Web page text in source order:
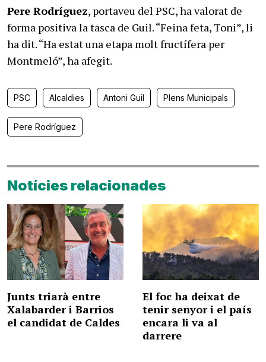
Pere Rodríguez, portaveu del PSC, ha valorat de
forma positiva la tasca de Guil. “Feina feta, Toni”, li
ha dit. “Ha estat una etapa molt fructífera per
Montmeló”, ha afegit.
PSC Alcaldies Antoni Guil Plens Municipals
Pere Rodríguez
Notícies relacionades
Junts triarà entre
Xalabarder i Barrios
el candidat de Caldes
El foc ha deixat de
tenir senyor i el país
encara li va al
darrere